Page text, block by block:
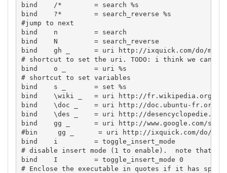
bind    /*        = search %s
bind    ?*        = search_reverse %s
#jump to next
bind    n         = search
bind    N         = search_reverse
bind    gh _      = uri http://ixquick.com/do/
# shortcut to set the uri. TODO: i think we can
bind    o _       = uri %s
# shortcut to set variables
bind    s _       = set %s
bind    \wiki _   = uri http://fr.wikipedia.org/w/
bind    \doc _    = uri http://doc.ubuntu-fr.org/
bind    \des _    = uri http://
bind    gg _      = uri http://www.google.com/
#bin     gg _      = uri http://ixquick.com/do/
bind    i         = toggle_insert_mode
# disable insert mode (1 to enable).  note that
bind    I         = toggle_insert_mode 0
# Enclose the executable in quotes if it has